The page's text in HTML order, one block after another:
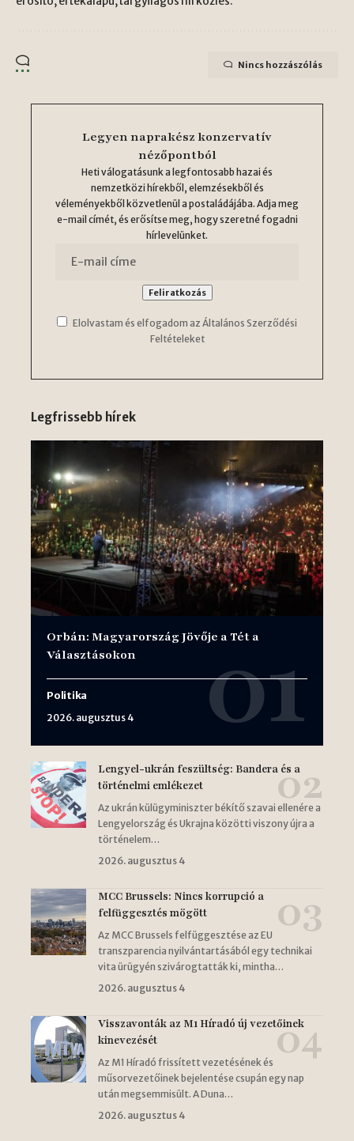
Nincs hozzászólás
Legyen naprakész konzervatív
nézőpontból
Heti válogatásunk a legfontosabb hazai és
nemzetközi hírekből, elemzésekből és
véleményekből közvetlenül a postaládájába. Adja meg
e-mail címét, és erősítse meg, hogy szeretné fogadni
hírlevelünket.
Elolvastam és elfogadom az Általános Szerződési
Feltételeket
Legfrissebb hírek
Orbán: Magyarország Jövője a Tét a
Választásokon
Politika
2026. augusztus 4
Lengyel-ukrán feszültség: Bandera és a
történelmi emlékezet
Az ukrán külügyminiszter békítő szavai ellenére a
Lengyelország és Ukrajna közötti viszony újra a
történelem…
2026. augusztus 4
MCC Brussels: Nincs korrupció a
felfüggesztés mögött
Az MCC Brussels felfüggesztése az EU
transzparencia nyilvántartásából egy technikai
vita ürügyén szivárogtatták ki, mintha…
2026. augusztus 4
Visszavonták az M1 Híradó új vezetőinek
kinevezését
Az M1 Híradó frissített vezetésének és
műsorvezetőinek bejelentése csupán egy nap
után megsemmisült. A Duna…
2026. augusztus 4